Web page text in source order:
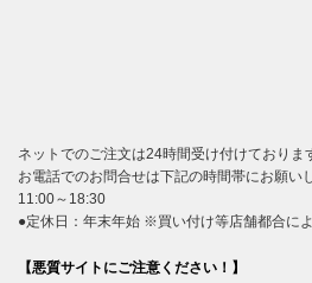
ネットでのご注文は24時間受け付けておりま
お電話でのお問合せは下記の時間帯にお願い
11:00～18:30
●定休日：年末年始 ※買い付け等店舗都合に
【悪質サイトにご注意ください！】